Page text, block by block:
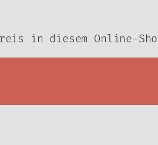
in diesem Online-